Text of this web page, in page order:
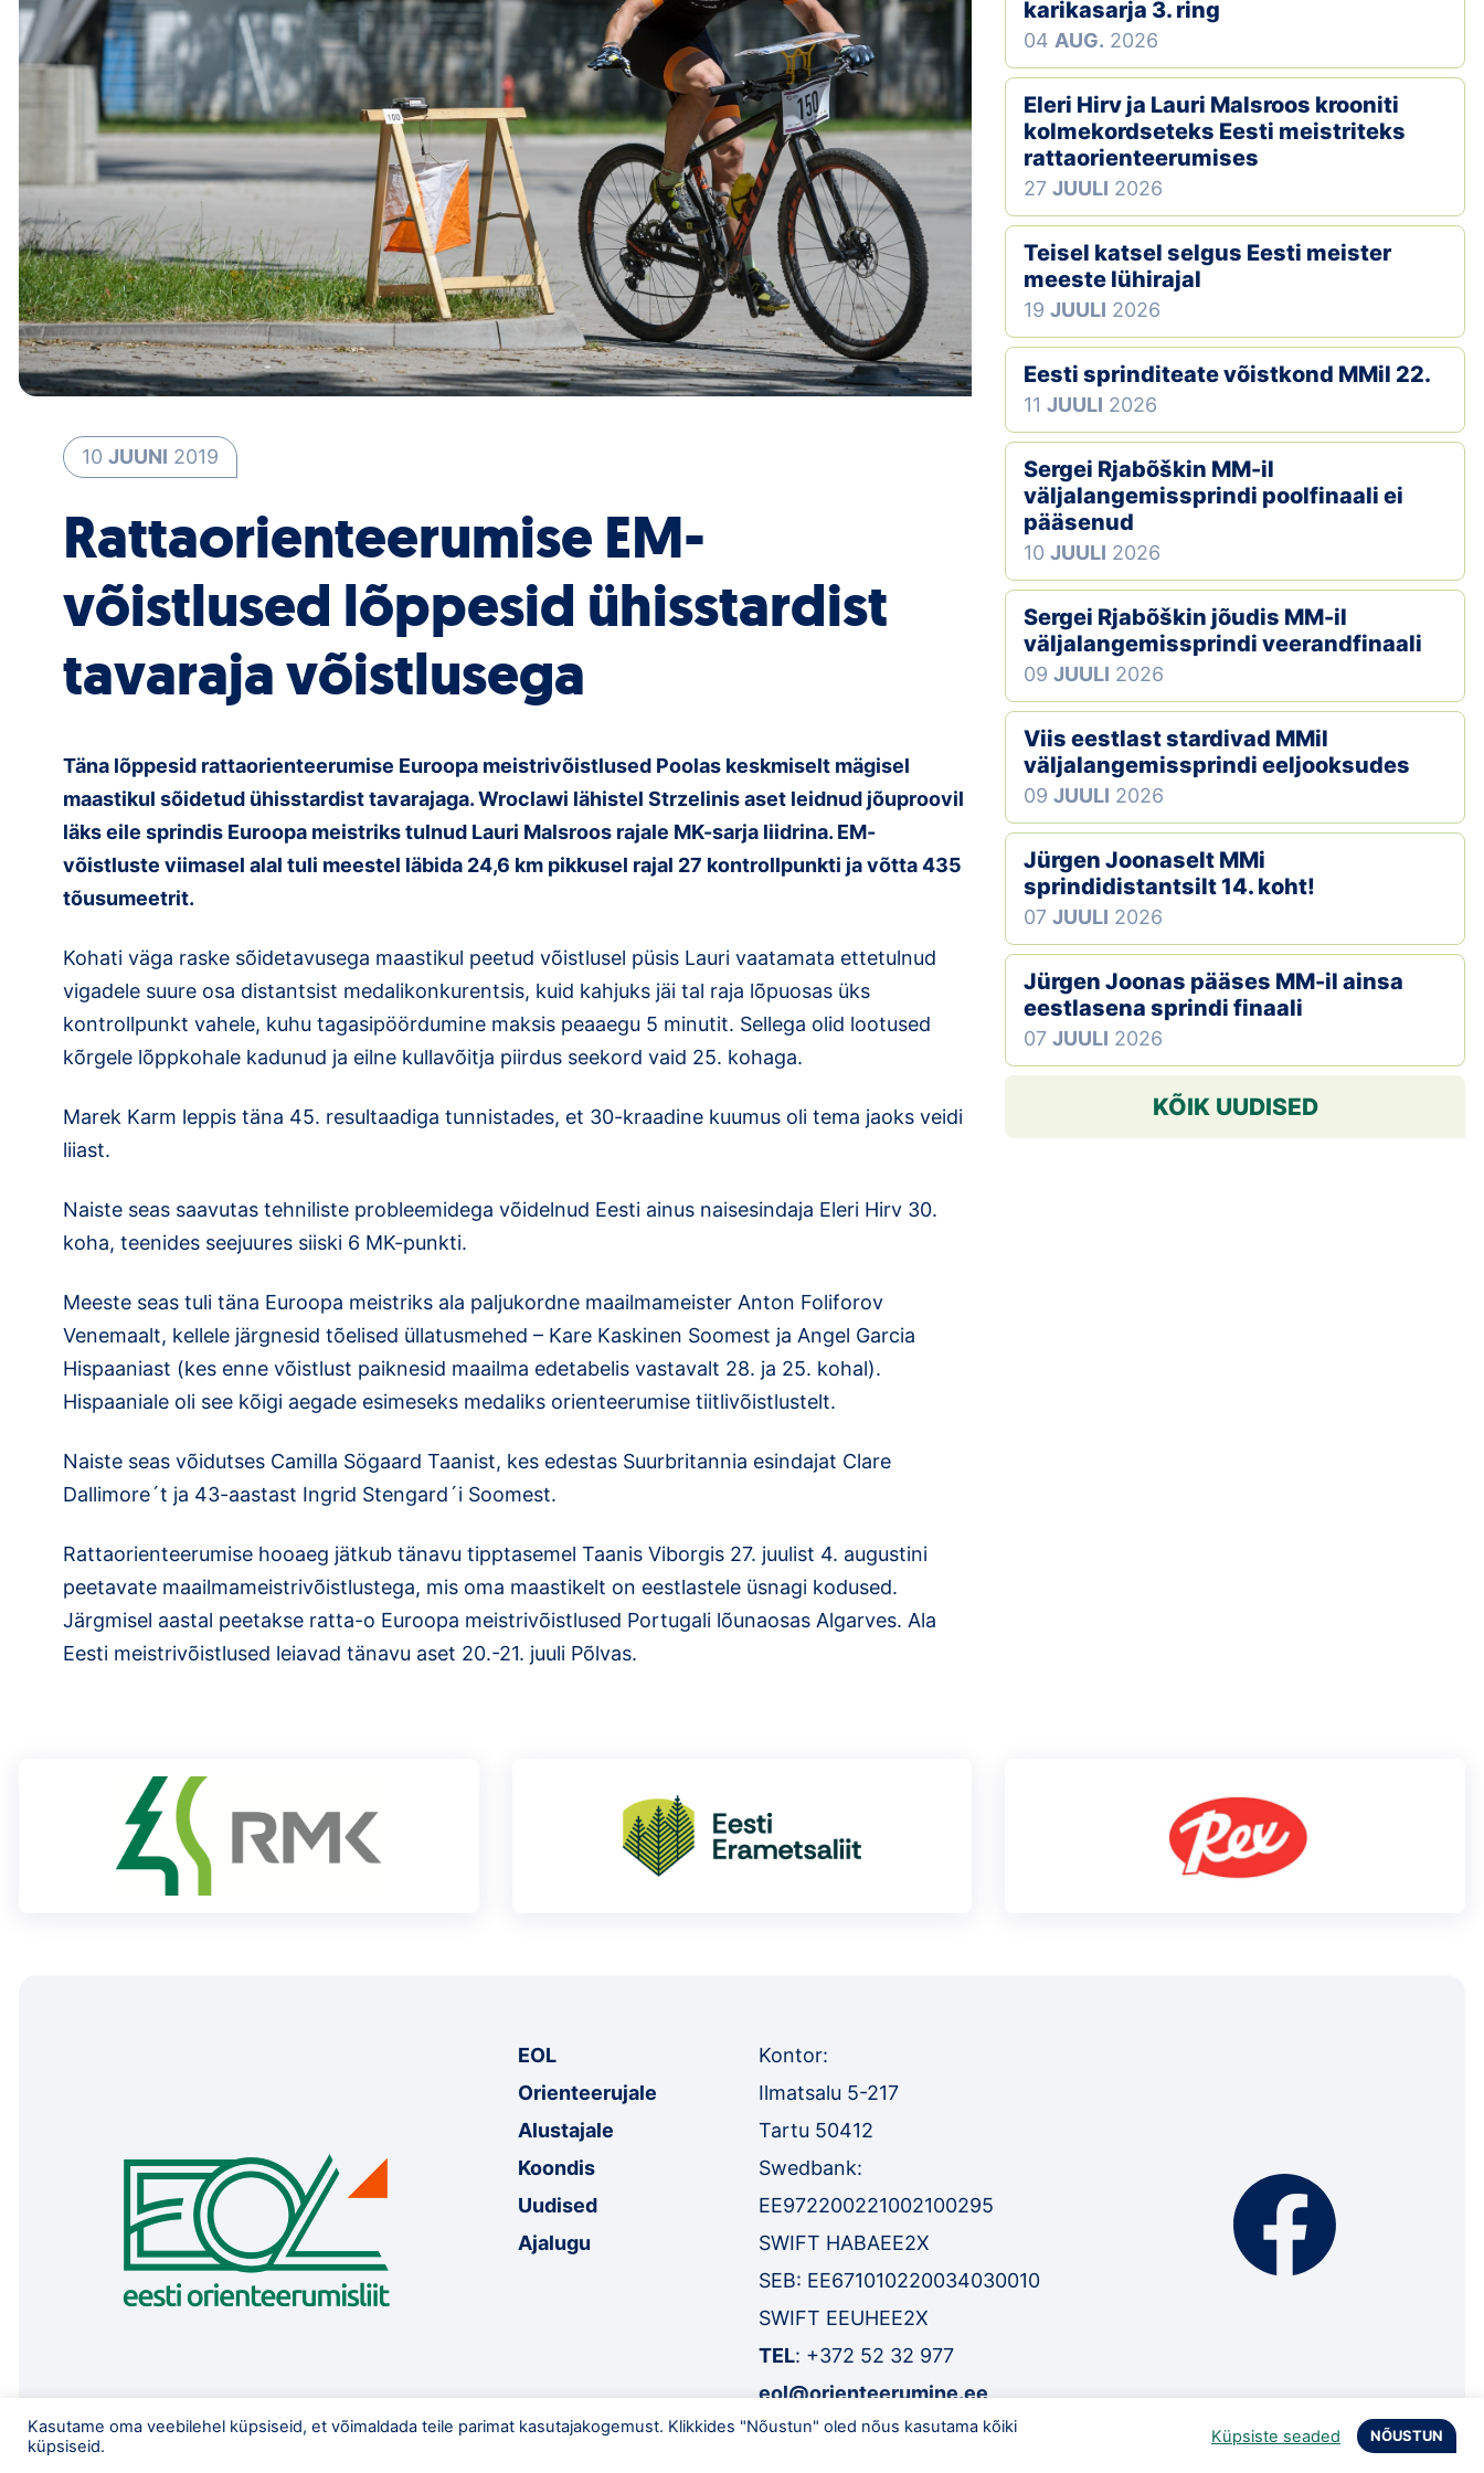
EOL
Galerii
Kaardid
Kalender
Koondised
Tule klubisse!
Tulemused
Dokumendid
Klubid
Suletud maastikud
Püsirajad
Koolitused
OTSI
10 JUUNI 2019
Rattaorienteerumise EM-
võistlused lõppesid ühisstardist
tavaraja võistlusega
Täna lõppesid rattaorienteerumise Euroopa meistrivõistlused Poolas keskmiselt mägisel
maastikul sõidetud ühisstardist tavarajaga. Wroclawi lähistel Strzelinis aset leidnud jõuproovil
läks eile sprindis Euroopa meistriks tulnud Lauri Malsroos rajale MK-sarja liidrina. EM-
võistluste viimasel alal tuli meestel läbida 24,6 km pikkusel rajal 27 kontrollpunkti ja võtta 435
tõusumeetrit.
Kohati väga raske sõidetavusega maastikul peetud võistlusel püsis Lauri vaatamata ettetulnud
vigadele suure osa distantsist medalikonkurentsis, kuid kahjuks jäi tal raja lõpuosas üks
kontrollpunkt vahele, kuhu tagasipöördumine maksis peaaegu 5 minutit. Sellega olid lootused
kõrgele lõppkohale kadunud ja eilne kullavõitja piirdus seekord vaid 25. kohaga.
Marek Karm leppis täna 45. resultaadiga tunnistades, et 30-kraadine kuumus oli tema jaoks veidi
liiast.
Naiste seas saavutas tehniliste probleemidega võidelnud Eesti ainus naisesindaja Eleri Hirv 30.
koha, teenides seejuures siiski 6 MK-punkti.
Meeste seas tuli täna Euroopa meistriks ala paljukordne maailmameister Anton Foliforov
Venemaalt, kellele järgnesid tõelised üllatusmehed – Kare Kaskinen Soomest ja Angel Garcia
Hispaaniast (kes enne võistlust paiknesid maailma edetabelis vastavalt 28. ja 25. kohal).
Hispaaniale oli see kõigi aegade esimeseks medaliks orienteerumise tiitlivõistlustelt.
Naiste seas võidutses Camilla Sögaard Taanist, kes edestas Suurbritannia esindajat Clare
Dallimore´t ja 43-aastast Ingrid Stengard´i Soomest.
Rattaorienteerumise hooaeg jätkub tänavu tipptasemel Taanis Viborgis 27. juulist 4. augustini
peetavate maailmameistrivõistlustega, mis oma maastikelt on eestlastele üsnagi kodused.
Järgmisel aastal peetakse ratta-o Euroopa meistrivõistlused Portugali lõunaosas Algarves. Ala
Eesti meistrivõistlused leiavad tänavu aset 20.-21. juuli Põlvas.
karikasarja 3. ring
04 AUG. 2026
Eleri Hirv ja Lauri Malsroos krooniti
kolmekordseteks Eesti meistriteks
rattaorienteerumises
27 JUULI 2026
Teisel katsel selgus Eesti meister
meeste lühirajal
19 JUULI 2026
Eesti sprinditeate võistkond MMil 22.
11 JUULI 2026
Sergei Rjabõškin MM-il
väljalangemissprindi poolfinaali ei
pääsenud
10 JUULI 2026
Sergei Rjabõškin jõudis MM-il
väljalangemissprindi veerandfinaali
09 JUULI 2026
Viis eestlast stardivad MMil
väljalangemissprindi eeljooksudes
09 JUULI 2026
Jürgen Joonaselt MMi
sprindidistantsilt 14. koht!
07 JUULI 2026
Jürgen Joonas pääses MM-il ainsa
eestlasena sprindi finaali
07 JUULI 2026
KÕIK UUDISED
EOL
Orienteerujale
Alustajale
Koondis
Uudised
Ajalugu
Kontor:
Ilmatsalu 5-217
Tartu 50412
Swedbank:
EE972200221002100295
SWIFT HABAEE2X
SEB: EE671010220034030010
SWIFT EEUHEE2X
TEL: +372 52 32 977
eol@orienteerumine.ee
Kasutame oma veebilehel küpsiseid, et võimaldada teile parimat kasutajakogemust. Klikkides "Nõustun" oled nõus kasutama kõiki
küpsiseid.
Küpsiste seaded NÕUSTUN